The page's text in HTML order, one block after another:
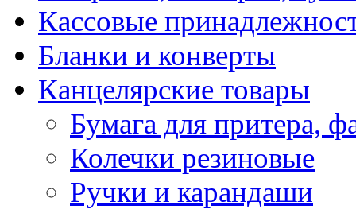
Кассовые
Бланки и конверты
Канцелярские товары
Бумага для притера,
Колечки резиновые
Ручки и карандаши